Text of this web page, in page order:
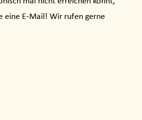
eine E-Mail! Wir rufen gerne